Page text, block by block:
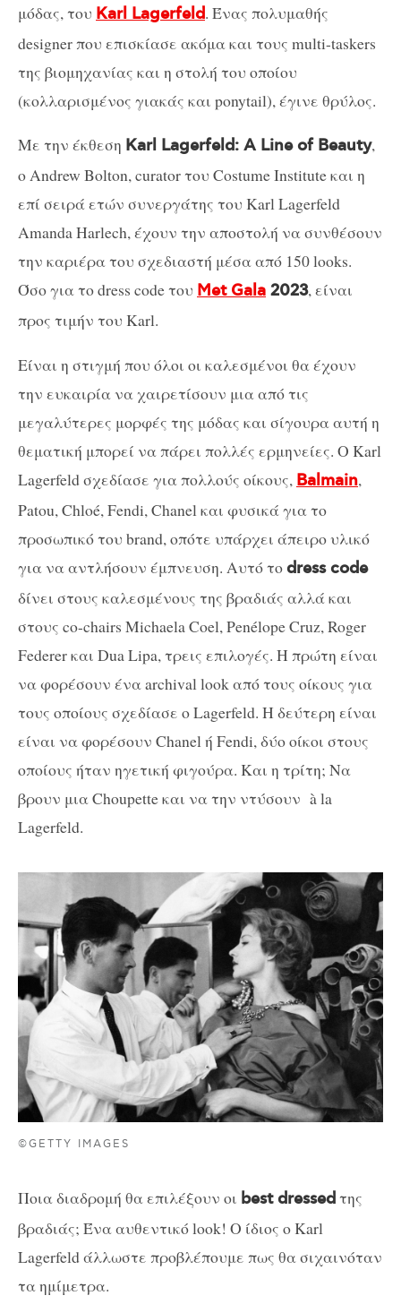
μόδας, του Karl Lagerfeld. Ένας πολυμαθής
designer που επισκίασε ακόμα και τους multi-taskers
της βιομηχανίας και η στολή του οποίου
(κολλαρισμένος γιακάς και ponytail), έγινε θρύλος.
Με την έκθεση Karl Lagerfeld: A Line of Beauty,
ο Andrew Bolton, curator του Costume Institute και η
επί σειρά ετών συνεργάτης του Karl Lagerfeld
Amanda Harlech, έχουν την αποστολή να συνθέσουν
την καριέρα του σχεδιαστή μέσα από 150 looks.
Όσο για το dress code του Met Gala 2023, είναι
προς τιμήν του Karl.
Είναι η στιγμή που όλοι οι καλεσμένοι θα έχουν
την ευκαιρία να χαιρετίσουν μια από τις
μεγαλύτερες μορφές της μόδας και σίγουρα αυτή η
θεματική μπορεί να πάρει πολλές ερμηνείες. Ο Karl
Lagerfeld σχεδίασε για πολλούς οίκους, Balmain,
Patou, Chloé, Fendi, Chanel και φυσικά για το
προσωπικό του brand, οπότε υπάρχει άπειρο υλικό
για να αντλήσουν έμπνευση. Αυτό τοdress code
δίνει στους καλεσμένους της βραδιάς αλλά και
στους co-chairs Michaela Coel, Penélope Cruz, Roger
Federer και Dua Lipa, τρεις επιλογές. Η πρώτη είναι
να φορέσουν ένα archival look από τους οίκους για
τους οποίους σχεδίασε ο Lagerfeld. Η δεύτερη είναι
είναι να φορέσουν Chanel ή Fendi, δύο οίκοι στους
οποίους ήταν ηγετική φιγούρα. Και η τρίτη; Να
βρουν μια Choupette και να την ντύσουν à la
Lagerfeld.
©GETTY IMAGES
Ποια διαδρομή θα επιλέξουν οι best dressedτης
βραδιάς; Ένα αυθεντικό look! Ο ίδιος ο Karl
Lagerfeld άλλωστε προβλέπουμε πως θα σιχαινόταν
τα ημίμετρα.